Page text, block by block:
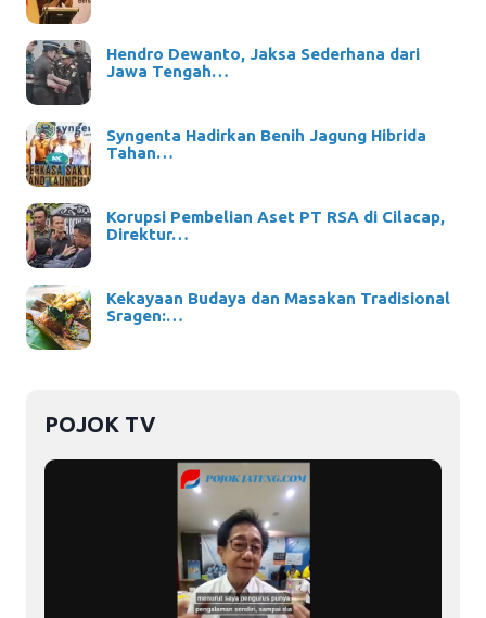
Hendro Dewanto, Jaksa Sederhana dari
Jawa Tengah…
Syngenta Hadirkan Benih Jagung Hibrida
Tahan…
Korupsi Pembelian Aset PT RSA di Cilacap,
Direktur…
Kekayaan Budaya dan Masakan Tradisional
Sragen:…
POJOK TV